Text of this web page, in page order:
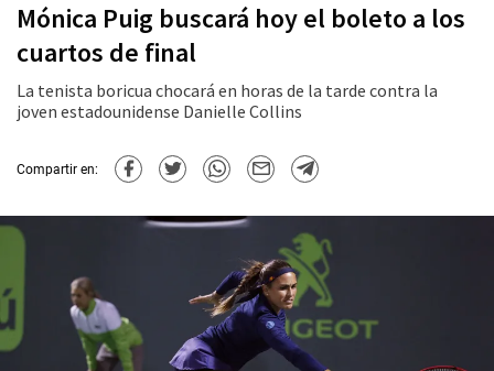
Mónica Puig buscará hoy el boleto a los
cuartos de final
La tenista boricua chocará en horas de la tarde contra la
joven estadounidense Danielle Collins
Compartir en: